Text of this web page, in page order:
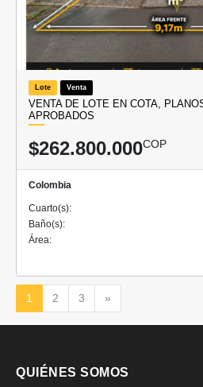
Lote Venta
VENTA DE LOTE EN COTA,
APROBADOS
$262.800.000COP
Colombia
Cuarto(s):
Baño(s):
Área:
1 2 3 »
QUIÉNES SOMOS